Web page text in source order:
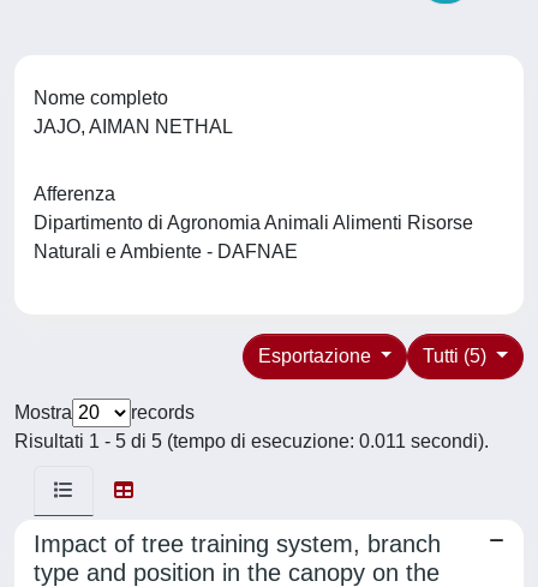
Nome completo
JAJO, AIMAN NETHAL
Afferenza
Dipartimento di Agronomia Animali Alimenti Risorse
Naturali e Ambiente - DAFNAE
Tutti (5)
Esportazione
Mostra
records
Risultati 1 - 5 di 5 (tempo di esecuzione: 0.011 secondi).
Impact of tree training system, branch
type and position in the canopy on the